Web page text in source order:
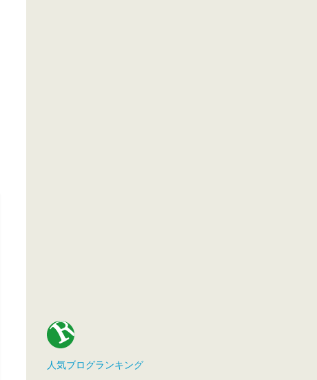
人気ブログランキング